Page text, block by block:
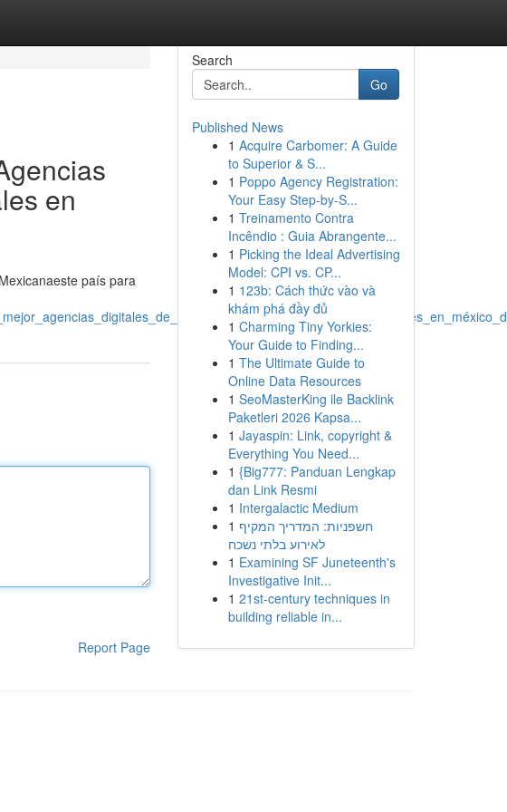
en
país para
Report Page
Search
Go
Published News
1 Acquire Carbomer: A Guide
to Superior & S...
1 Poppo Agency Registration:
Your Easy Step-by-S...
1 Treinamento Contra
Incêndio : Guia Abrangente...
1 Picking the Ideal Advertising
Model: CPI vs. CP...
1 123b: Cách thức vào và
khám phá đầy đủ
1 Charming Tiny Yorkies:
Your Guide to Finding...
1 The Ultimate Guide to
Online Data Resources
1 SeoMasterKing ile Backlink
Paketleri 2026 Kapsa...
1 Jayaspin: Link, copyright &
Everything You Need...
1 {Big777: Panduan Lengkap
dan Link Resmi
1 Intergalactic Medium
1 חשפניות: המדריך המקיף
לאירוע בלתי נשכח
1 Examining SF Juneteenth's
Investigative Init...
1 21st-century techniques in
building reliable in...